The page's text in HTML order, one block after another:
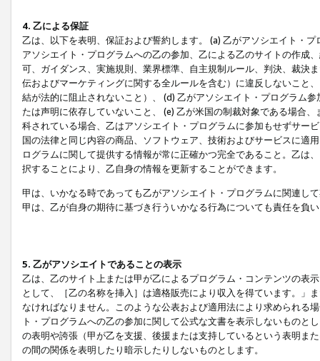
4. 乙による保証
乙は、以下を表明、保証および誓約します。 (a) 乙がアソシエイト・
アソシエイト・プログラムへの乙の参加、乙による乙のサイトの作成
可、ガイダンス、実施規則、業界標準、自主規制ルール、判決、裁決
伝およびマーケティングに関する全ルールを含む）に違反しないこと
結が法的に阻止されないこと）、 (d) 乙がアソシエイト・プログラム
たは声明に依存していないこと、 (e) 乙が米国の制裁対象である場合
科されている場合、乙はアソシエイト・プログラムに参加もせずサー
国の法律と同じ内容の商品、ソフトウェア、技術およびサービスに適
ログラムに関して提供する情報が常に正確かつ完全であること。乙は
択することにより、乙自身の情報を更新することができます。
甲は、いかなる時であっても乙がアソシエイト・プログラムに関連し
甲は、乙が自身の期待に基づき行ういかなる行為についても責任を負
5. 乙がアソシエイトであることの表示
乙は、乙のサイト上または甲が乙によるプログラム・コンテンツの表
として、［乙の名称を挿入］は適格販売により収入を得ています。」
なければなりません。このような公表および適用法により求められる
ト・プログラムへの乙の参加に関して公式な文書を表示しないもの
の表明や誇張（甲が乙を支援、後援または支持しているという表明ま
の間の関係を表明したり暗示したりしないものとします。